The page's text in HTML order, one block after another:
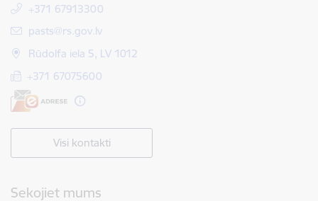
+371 67913300
E-pasts:
pasts@rs.gov.lv
Rūdolfa iela 5, LV 1012
+371 67075600
Visi kontakti
Sekojiet mums